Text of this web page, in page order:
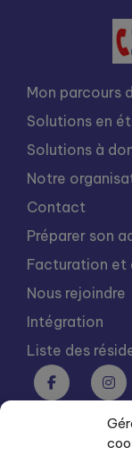
Mon parcours
Solutions en
Solutions à
Notre
Contact
Préparer son
Facturation et
Nous rejoindre
Intégration
Liste des
Groupe SOS